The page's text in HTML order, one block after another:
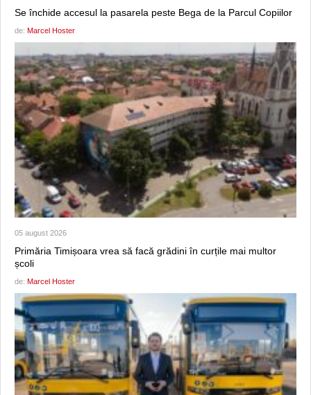
Se închide accesul la pasarela peste Bega de la Parcul Copiilor
de: Marcel Hoster
05 august 2026
Primăria Timișoara vrea să facă grădini în curțile mai multor
școli
de: Marcel Hoster